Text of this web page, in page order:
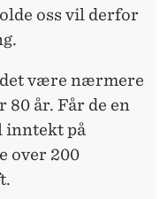
oss vil derfor
være nærmere
80 år. Får de en
inntekt på
over 200